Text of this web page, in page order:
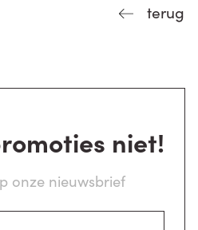
terug
niet!
onze nieuwsbrief